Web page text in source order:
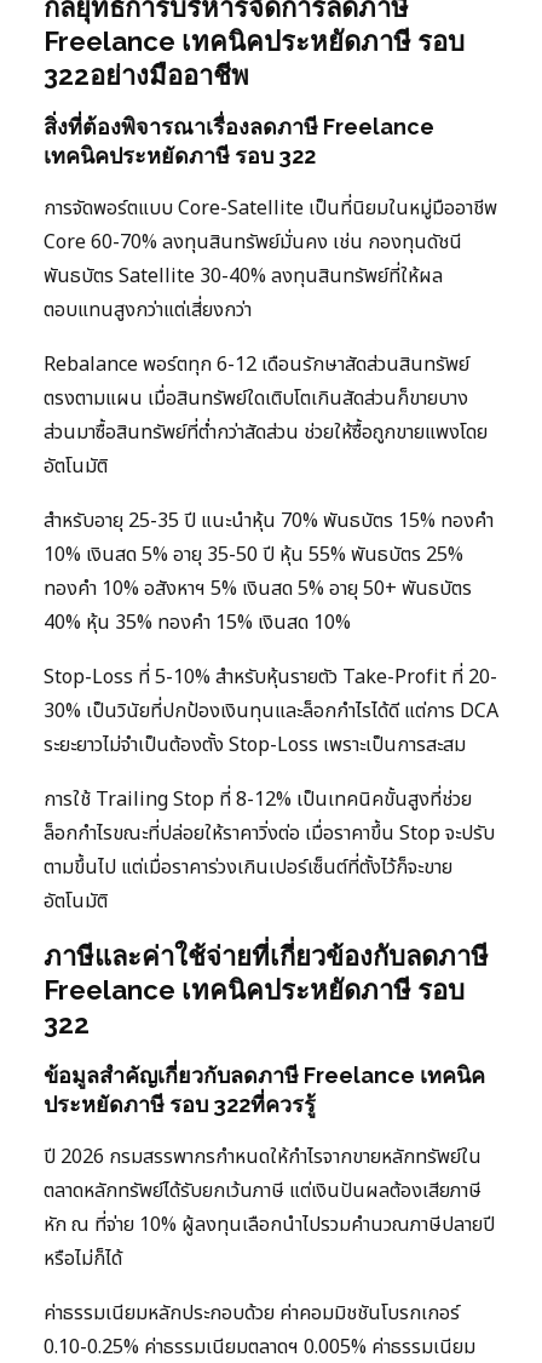
กลยุทธ์การบริหารจัดการลดภาษี
Freelance เทคนิคประหยัดภาษี รอบ
322อย่างมืออาชีพ
สิ่งที่ต้องพิจารณาเรื่องลดภาษี Freelance
เทคนิคประหยัดภาษี รอบ 322
การจัดพอร์ตแบบ Core-Satellite เป็นที่นิยมในหมู่มืออาชีพ
Core 60-70% ลงทุนสินทรัพย์มั่นคง เช่น กองทุนดัชนี
พันธบัตร Satellite 30-40% ลงทุนสินทรัพย์ที่ให้ผล
ตอบแทนสูงกว่าแต่เสี่ยงกว่า
Rebalance พอร์ตทุก 6-12 เดือนรักษาสัดส่วนสินทรัพย์
ตรงตามแผน เมื่อสินทรัพย์ใดเติบโตเกินสัดส่วนก็ขายบาง
ส่วนมาซื้อสินทรัพย์ที่ต่ำกว่าสัดส่วน ช่วยให้ซื้อถูกขายแพงโดย
อัตโนมัติ
สำหรับอายุ 25-35 ปี แนะนำหุ้น 70% พันธบัตร 15% ทองคำ
10% เงินสด 5% อายุ 35-50 ปี หุ้น 55% พันธบัตร 25%
ทองคำ 10% อสังหาฯ 5% เงินสด 5% อายุ 50+ พันธบัตร
40% หุ้น 35% ทองคำ 15% เงินสด 10%
Stop-Loss ที่ 5-10% สำหรับหุ้นรายตัว Take-Profit ที่ 20-
30% เป็นวินัยที่ปกป้องเงินทุนและล็อกกำไรได้ดี แต่การ DCA
ระยะยาวไม่จำเป็นต้องตั้ง Stop-Loss เพราะเป็นการสะสม
การใช้ Trailing Stop ที่ 8-12% เป็นเทคนิคขั้นสูงที่ช่วย
ล็อกกำไรขณะที่ปล่อยให้ราคาวิ่งต่อ เมื่อราคาขึ้น Stop จะปรับ
ตามขึ้นไป แต่เมื่อราคาร่วงเกินเปอร์เซ็นต์ที่ตั้งไว้ก็จะขาย
อัตโนมัติ
ภาษีและค่าใช้จ่ายที่เกี่ยวข้องกับลดภาษี
Freelance เทคนิคประหยัดภาษี รอบ
322
ข้อมูลสำคัญเกี่ยวกับลดภาษี Freelance เทคนิค
ประหยัดภาษี รอบ 322ที่ควรรู้
ปี 2026 กรมสรรพากรกำหนดให้กำไรจากขายหลักทรัพย์ใน
ตลาดหลักทรัพย์ได้รับยกเว้นภาษี แต่เงินปันผลต้องเสียภาษี
หัก ณ ที่จ่าย 10% ผู้ลงทุนเลือกนำไปรวมคำนวณภาษีปลายปี
หรือไม่ก็ได้
ค่าธรรมเนียมหลักประกอบด้วย ค่าคอมมิชชันโบรกเกอร์
0.10-0.25% ค่าธรรมเนียมตลาดฯ 0.005% ค่าธรรมเนียม